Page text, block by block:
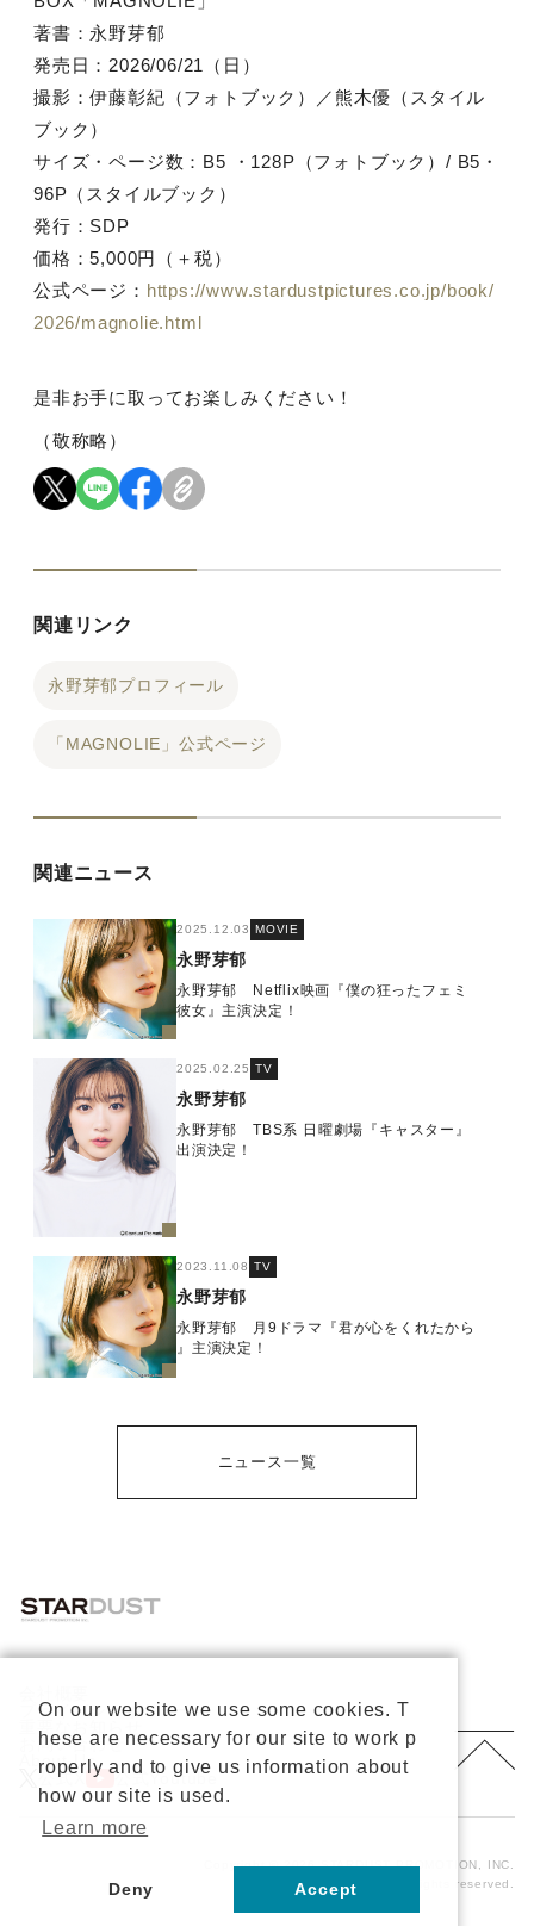
著書：永野芽郁
発売日：2026/06/21（日）
撮影：伊藤彰紀（フォトブック）／熊木優（スタイル
ブック）
サイズ・ページ数：B5 ・128P（フォトブック）/ B5・
96P（スタイルブック）
発行：SDP
価格：5,000円（＋税）
公式ページ： https://www.stardustpictures.co.jp/book/
2026/magnolie.html
是非お手に取ってお楽しみください！
（敬称略）
関連リンク
永野芽郁プロフィール
「MAGNOLIE」公式ページ
関連ニュース
2025.12.03 MOVIE
永野芽郁
永野芽郁 Netflix映画『僕の狂ったフェミ
彼女』主演決定！
2025.02.25 TV
永野芽郁
永野芽郁 TBS系 日曜劇場『キャスター』
出演決定！
2023.11.08 TV
永野芽郁
永野芽郁 月9ドラマ『君が心をくれたから
』主演決定！
ニュース一覧
プライバシーポリシー
重要なお知らせ
お問い合わせ
About Us
公式X
公式Youtube
Copyright © 2026 STARDUST PROMOTION, INC.
All rights reserved.
On our website we use some cookies. T
hese are necessary for our site to work p
roperly and to give us information about
how our site is used.
Learn more
Deny Accept